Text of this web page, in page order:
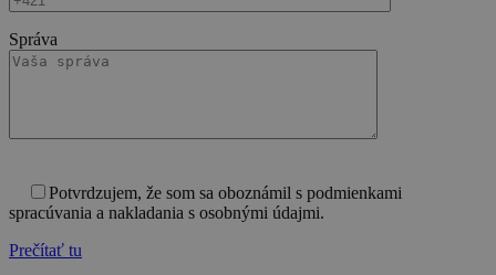
Správa
Potvrdzujem, že som sa oboznámil s podmienkami
spracúvania a nakladania s osobnými údajmi.
Prečítať tu